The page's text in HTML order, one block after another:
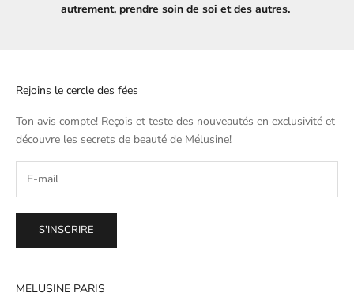
autrement, prendre soin de soi et des autres.
Rejoins le cercle des fées
Ton avis compte! Reçois et teste des nouveautés en exclusivité et
découvre les secrets de beauté de Mélusine!
S'INSCRIRE
MELUSINE PARIS